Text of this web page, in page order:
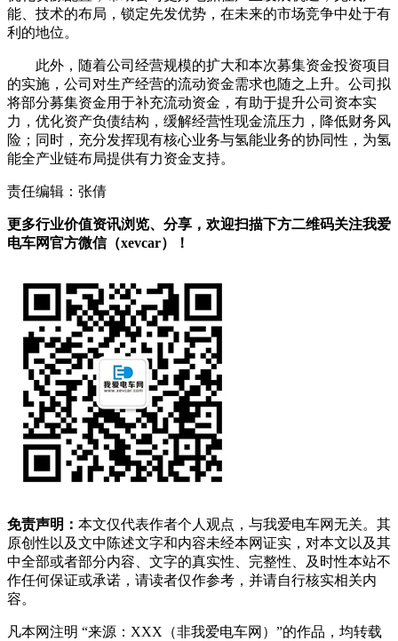
能、技术的布局，锁定先发优势，在未来的市场竞争中处于有
利的地位。
此外，随着公司经营规模的扩大和本次募集资金投资项目
的实施，公司对生产经营的流动资金需求也随之上升。公司拟
将部分募集资金用于补充流动资金，有助于提升公司资本实
力，优化资产负债结构，缓解经营性现金流压力，降低财务风
险；同时，充分发挥现有核心业务与氢能业务的协同性，为氢
能全产业链布局提供有力资金支持。
责任编辑：张倩
更多行业价值资讯浏览、分享，欢迎扫描下方二维码关注我爱
电车网官方微信（xevcar）！
免责声明： 本文仅代表作者个人观点，与我爱电车网无关。其
原创性以及文中陈述文字和内容未经本网证实，对本文以及其
中全部或者部分内容、文字的真实性、完整性、及时性本站不
作任何保证或承诺，请读者仅作参考，并请自行核实相关内
容。
凡本网注明 “来源：XXX（非我爱电车网）”的作品，均转载